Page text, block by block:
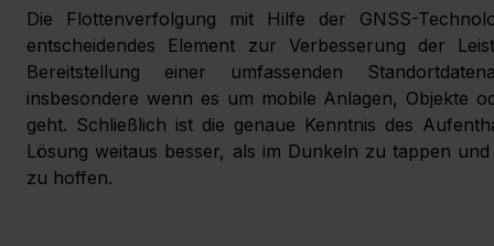
Die Flottenverfolgung mit Hilfe der GNSS-
entscheidendes Element zur Verbesserung der
Bereitstellung einer umfassenden
insbesondere wenn es um mobile Anlagen, Objekte
geht. Schließlich ist die genaue Kenntnis des
Lösung weitaus besser, als im Dunkeln zu tappen
zu hoffen.